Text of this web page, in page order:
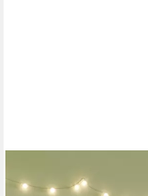
Hochbett 90x200cm